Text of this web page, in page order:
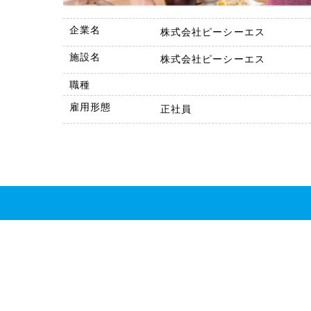
企業名 株式会社ピーシーエス
施設名 株式会社ピーシーエス
職種
雇用形態 正社員